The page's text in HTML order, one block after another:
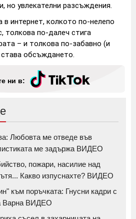
но увлекателни разсъждения.
в интернет, колкото по-нелепо
толкова по-далеч стига
– и толкова по-забавно (и
обсъждането.
ни в:
Любовта ме отведе във
ме задържа ВИДЕО
пожари, насилие над
Какво изпуснахте? ВИДЕО
към поръчката: Гнусни кадри с
Варна ВИДЕО